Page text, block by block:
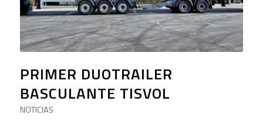
PRIMER DUOTRAILER
BASCULANTE TISVOL
NOTICIAS